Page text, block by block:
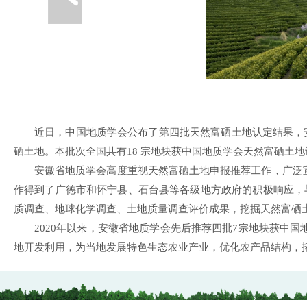
近日，中国地质学会公布了第四批天然富硒土地认定结果
硒土地。本批次全国共有18 宗地块获中国地质学会天然富硒土
安徽省地质学会高度重视天然富硒土地申报推荐工作，广
作得到了广德市和怀宁县、石台县等各级地方政府的积极响应
质调查、地球化学调查、土地质量调查评价成果，挖掘天然富
2020年以来，安徽省地质学会先后推荐四批7宗地块获中
地开发利用，为当地发展特色生态农业产业，优化农产品结构，